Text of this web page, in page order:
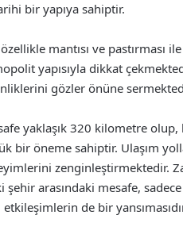
bir yapıya sahiptir.
mantısı ve pastırması
yapısıyla dikkat
gözler önüne
yaklaşık 320 kilometre olup,
bir öneme sahiptir. Ulaşım
zenginleştirmektedir.
şehir arasındaki mesafe,
de bir